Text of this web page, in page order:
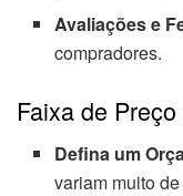
Avaliações e
compradores.
Faixa de
Defina um
variam muito